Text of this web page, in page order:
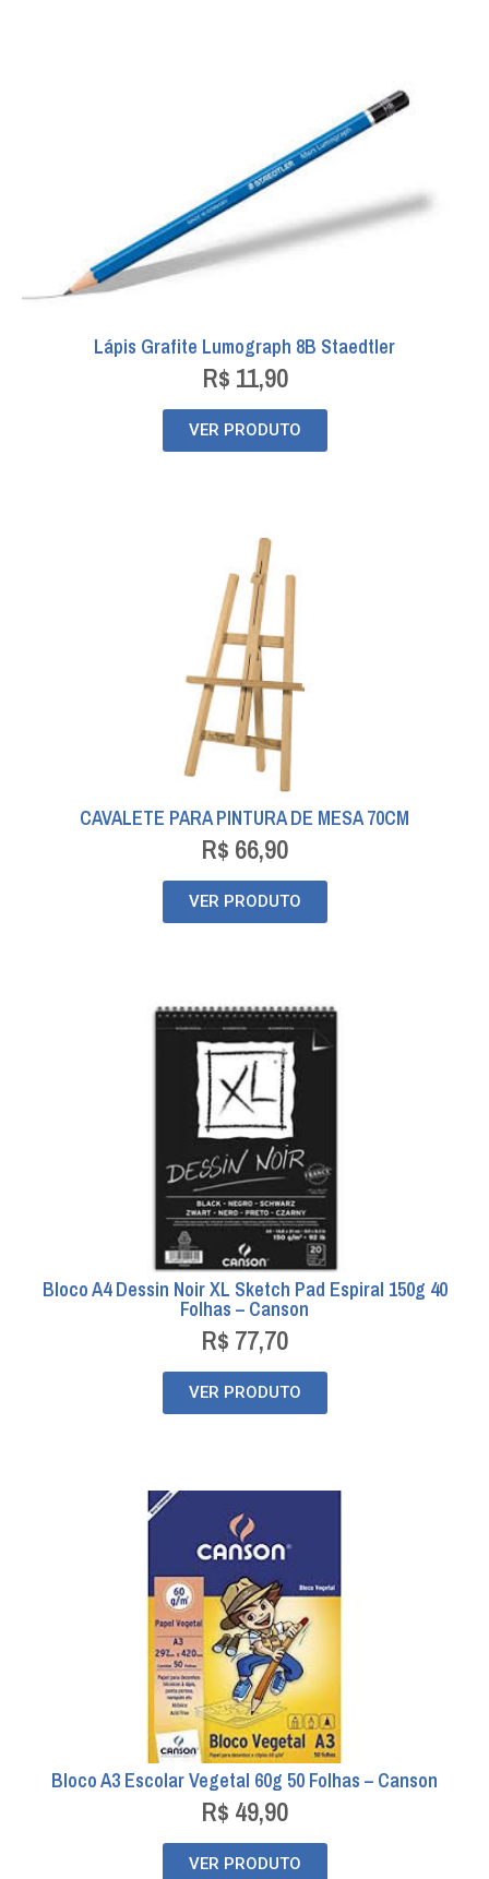
Lápis Grafite Lumograph 8B Staedtler
R$ 11,90
VER PRODUTO
CAVALETE PARA PINTURA DE MESA 70CM
R$ 66,90
VER PRODUTO
Bloco A4 Dessin Noir XL Sketch Pad Espiral 150g 40
Folhas – Canson
R$ 77,70
VER PRODUTO
Bloco A3 Escolar Vegetal 60g 50 Folhas – Canson
R$ 49,90
VER PRODUTO